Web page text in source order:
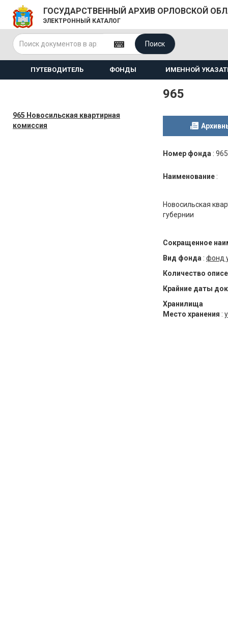
ГОСУДАРСТВЕННЫЙ АРХИВ ОРЛОВСКОЙ
ЭЛЕКТРОННЫЙ КАТАЛОГ
Поиск
ПУТЕВОДИТЕЛЬ ФОНДЫ ИМЕННОЙ
965 Новосильская квартирная
комиссия
965
Номер фонда : 965
Наименование :
Новосильская
губернии
Сокращенное
Вид фонда : фонд
Количество
Крайние даты
Хранилища
Место хранения :